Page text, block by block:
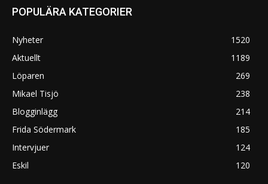
POPULÄRA KATEGORIER
Nyheter
1520
Aktuellt
1189
Löparen
269
Mikael Tisjö
238
Blogginlägg
214
Frida Södermark
185
Intervjuer
124
Eskil
120